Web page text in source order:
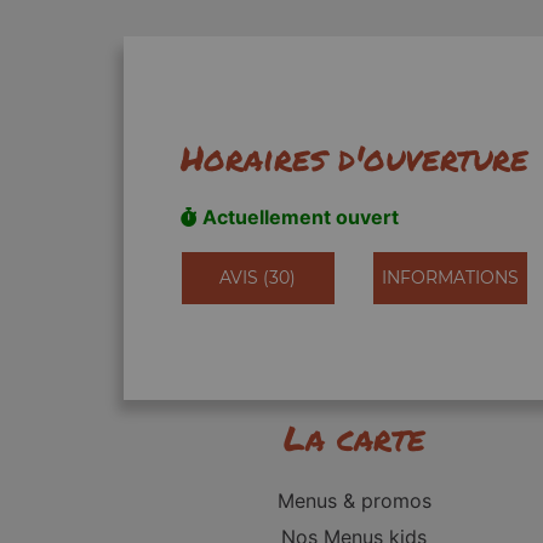
Horaires d'ouverture
Actuellement ouvert
AVIS (30) INFORMATIONS
La carte
Menus & promos
Nos Menus kids